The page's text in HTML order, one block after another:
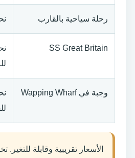
رحلة سياحية بالقارب نحو 8–20
SS Great Britain
وجبة في Wapping Wharf
الأسعار تقريبية وقابلة